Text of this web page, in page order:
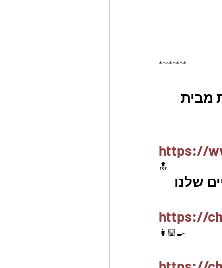
********
מבית
https://
🔝
שלנו
https://
👩🏼‍🍳